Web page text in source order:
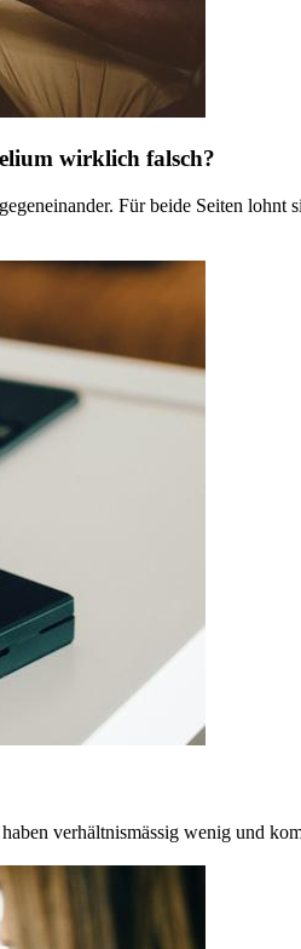
wirklich falsch?
Für beide Seiten
verhältnismässig wenig und